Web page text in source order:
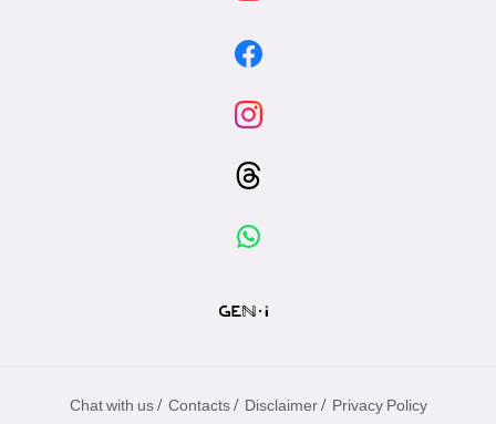
Chat with us / Contacts / Disclaimer / Privacy Policy